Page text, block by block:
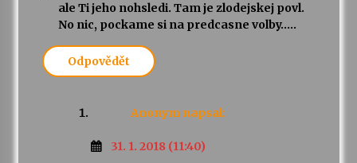
ale Ti jeho nohsledi. Tam je zlodejskej povl.
No nic, pockame si na predcasne volby…..
Odpovědět
Anonym napsal:
31. 1. 2018 (11:40)